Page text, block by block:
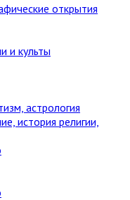
открытия
и культы
астрология
история религии,